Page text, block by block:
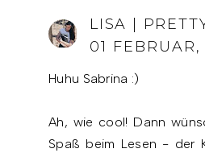
LISA |
01 FEBRUAR,
Huhu Sabrina :)
Ah, wie cool! Dann
Spaß beim Lesen - der